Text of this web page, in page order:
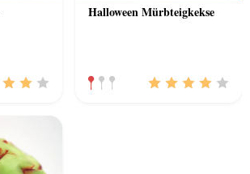
Halloween Mürbteigkekse